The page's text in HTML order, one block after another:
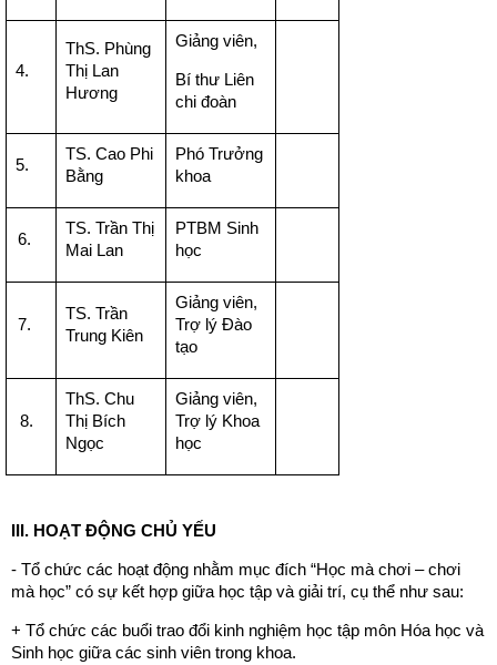
4.
ThS. Phùng
Thị Lan
Hương
Giảng viên,
Bí thư Liên
chi đoàn
5.
TS. Cao Phi
Bằng
Phó Trưởng
khoa
6.
TS. Trần Thị
Mai Lan
PTBM Sinh
học
7.
TS. Trần
Trung Kiên
Giảng viên,
Trợ lý Đào
tạo
8.
ThS. Chu
Thị Bích
Ngọc
Giảng viên,
Trợ lý Khoa
học
III. HOẠT ĐỘNG CHỦ YẾU
- Tổ chức các hoạt động nhằm mục đích “Học mà chơi – chơi
mà học” có sự kết hợp giữa học tập và giải trí, cụ thể như sau:
+ Tổ chức các buổi trao đổi kinh nghiệm học tập môn Hóa học và
Sinh học giữa các sinh viên trong khoa.